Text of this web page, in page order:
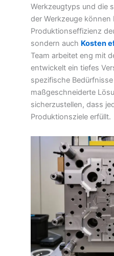
Werkzeugtyps und die
der Werkzeuge
Produktionseffizienz
sondern auch Kosten
Team arbeitet eng mit
entwickelt ein tiefes
spezifische
maßgeschneiderte
sicherzustellen, dass
Produktionsziele erfüllt.